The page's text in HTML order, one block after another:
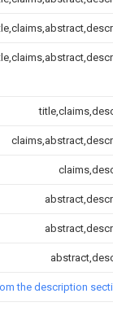
the description